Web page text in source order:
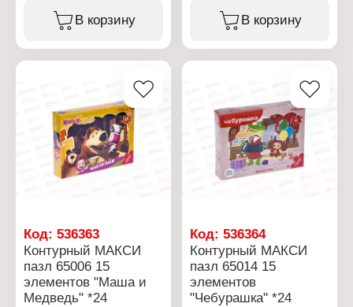
трескается, не желтеет и
не бликует, благодаря
Торговая марка: Hatber
Артикул: 81296
Тип товара: Клей
Вид: для пазлов
Цвет: прозрачный
Время высыхания: 1,5-2
В корзину
Вариация: контурный
Модель: "Малышарики"
Количество элементов:
15 элементов
Упаковка: в коробке
Материал: картон
Рекомендуемый возраст:
от 2 лет
В корзину
Код: 536363
Контурный МАКСИ
пазл 65006 15
элементов "Маша и
Медведь" *24
Код:536364
Контурный МАКСИ
пазл 65014 15
элементов
"Чебурашка" *24